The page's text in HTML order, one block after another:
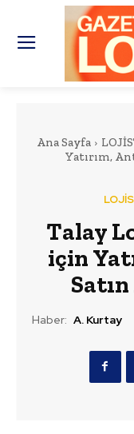
Ana Sayfa
Yatırım,
Talay
için
Haber: A. Kurtay